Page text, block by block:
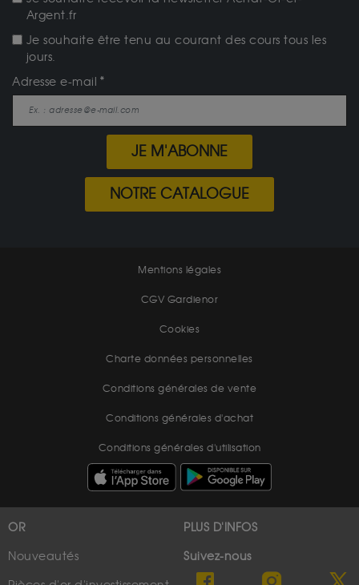
Argent.fr
Je souhaite être tenu au courant des cours tous les
jours.
Adresse e-mail
JE M'ABONNE
NOTRE CATALOGUE
Mentions légales
CGV Gardienor
Cookies
Charte données personnelles
Conditions générales de vente
Conditions générales d'achat
Conditions générales d'utilisation
OR
Nouveautés
PLUS D'INFOS
Suivez-nous